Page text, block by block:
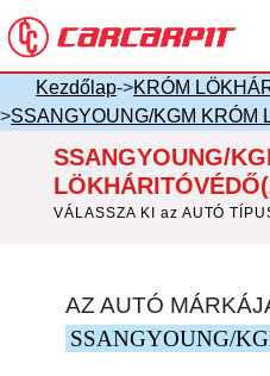
Kezdőlap->KRÓM
>SSANGYOUNG/KGM KRÓM
SSANGYOUNG/
VÁLASSZA KI az AUTÓ
AZ AUTÓ